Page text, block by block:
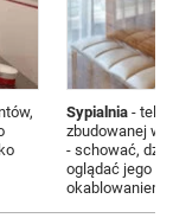
Sypialnia -
zbudowanej w
- schować,
oglądać jego
okablowaniem.